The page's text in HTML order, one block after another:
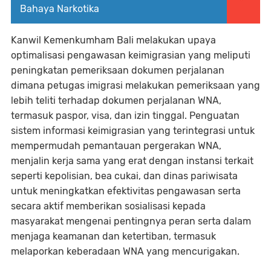
Bahaya Narkotika
Kanwil Kemenkumham Bali melakukan upaya
optimalisasi pengawasan keimigrasian yang meliputi
peningkatan pemeriksaan dokumen perjalanan
dimana petugas imigrasi melakukan pemeriksaan yang
lebih teliti terhadap dokumen perjalanan WNA,
termasuk paspor, visa, dan izin tinggal. Penguatan
sistem informasi keimigrasian yang terintegrasi untuk
mempermudah pemantauan pergerakan WNA,
menjalin kerja sama yang erat dengan instansi terkait
seperti kepolisian, bea cukai, dan dinas pariwisata
untuk meningkatkan efektivitas pengawasan serta
secara aktif memberikan sosialisasi kepada
masyarakat mengenai pentingnya peran serta dalam
menjaga keamanan dan ketertiban, termasuk
melaporkan keberadaan WNA yang mencurigakan.